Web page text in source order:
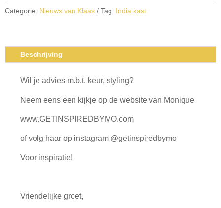
Categorie: Nieuws van Klaas Tag: India kast
Beschrijving
Wil je advies m.b.t. keur, styling?
Neem eens een kijkje op de website van Monique
www.GETINSPIREDBYMO.com
of volg haar op instagram @getinspiredbymo
Voor inspiratie!
Vriendelijke groet,